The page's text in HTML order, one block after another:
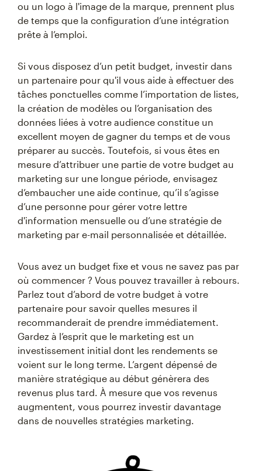
ou un logo à l'image de la marque, prennent plus
de temps que la configuration d’une intégration
prête à l’emploi.
Si vous disposez d’un petit budget, investir dans
un partenaire pour qu'il vous aide à effectuer des
tâches ponctuelles comme l’importation de listes,
la création de modèles ou l’organisation des
données liées à votre audience constitue un
excellent moyen de gagner du temps et de vous
préparer au succès. Toutefois, si vous êtes en
mesure d’attribuer une partie de votre budget au
marketing sur une longue période, envisagez
d’embaucher une aide continue, qu’il s’agisse
d’une personne pour gérer votre lettre
d'information mensuelle ou d’une stratégie de
marketing par e-mail personnalisée et détaillée.
Vous avez un budget fixe et vous ne savez pas par
où commencer ? Vous pouvez travailler à rebours.
Parlez tout d’abord de votre budget à votre
partenaire pour savoir quelles mesures il
recommanderait de prendre immédiatement.
Gardez à l’esprit que le marketing est un
investissement initial dont les rendements se
voient sur le long terme. L’argent dépensé de
manière stratégique au début génèrera des
revenus plus tard. À mesure que vos revenus
augmentent, vous pourrez investir davantage
dans de nouvelles stratégies marketing.